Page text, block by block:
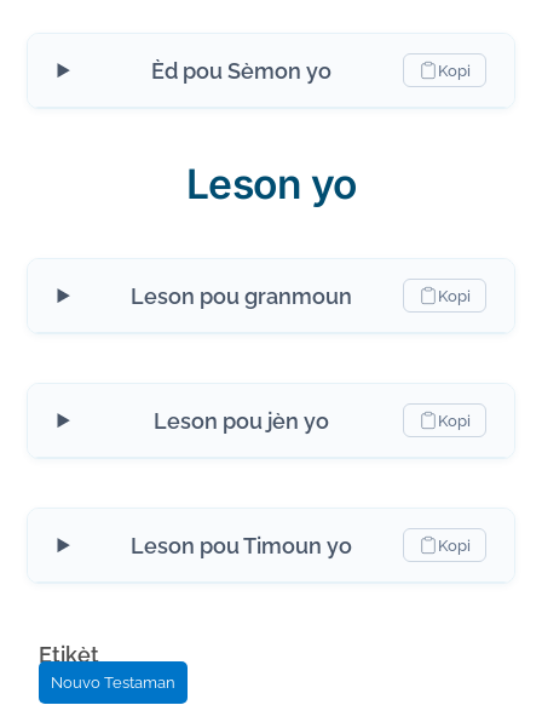
Èd pou Sèmon yo Kopi
Leson yo
Leson pou granmoun Kopi
Leson pou jèn yo Kopi
Leson pou Timoun yo Kopi
Etikèt
Nouvo Testaman